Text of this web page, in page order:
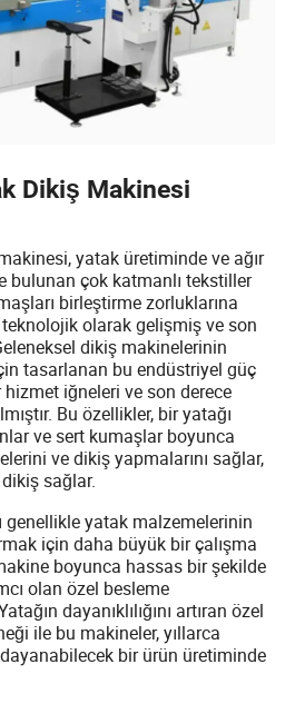
Dikiş Makinesi
yatak üretiminde ve ağır
bulunan çok katmanlı tekstiller
birleştirme zorluklarına
olarak gelişmiş ve son
dikiş makinelerinin
tasarlanan bu endüstriyel güç
hizmet iğneleri ve son derece
Bu özellikler, bir yatağı
ve sert kumaşlar boyunca
ve dikiş yapmalarını sağlar,
sağlar.
genellikle yatak malzemelerinin
için daha büyük bir çalışma
boyunca hassas bir şekilde
olan özel besleme
dayanıklılığını artıran özel
ile bu makineler, yıllarca
bir ürün üretiminde